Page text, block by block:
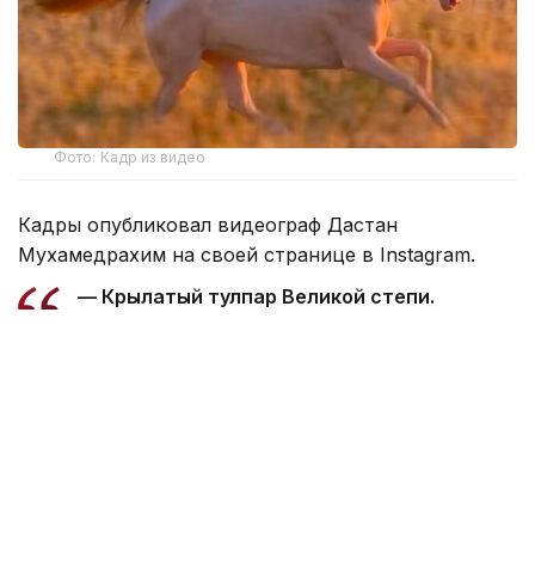
Фото: Кадр из видео
Кадры опубликовал видеограф Дастан
Мухамедрахим на своей странице в Instagram.
— Крылатый тулпар Великой степи.